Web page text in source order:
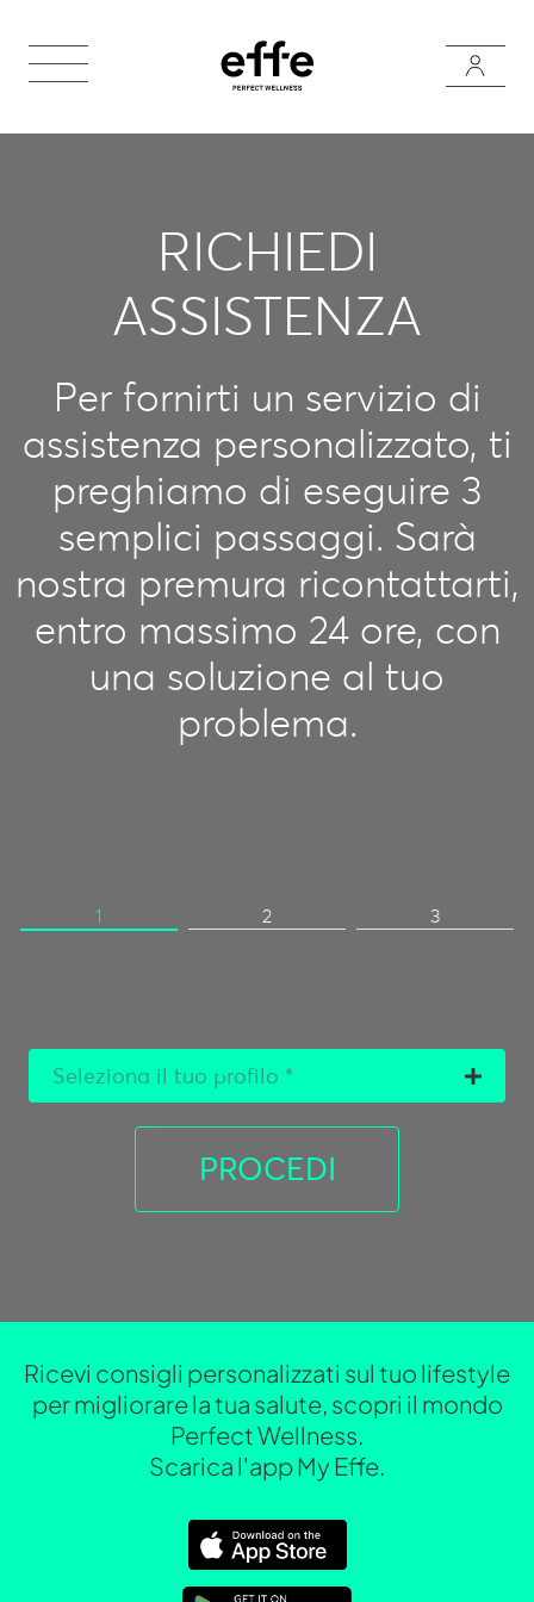
Ricevi consigli personalizzati sul tuo lifestyle
per migliorare la tua salute, scopri il mondo
Perfect Wellness.
Scarica l'app My Effe.